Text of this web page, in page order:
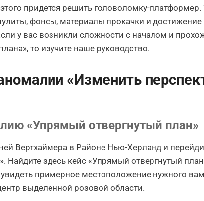
придется решить головоломку-
фонсы, материалы прокачки и достижение
у вас возникли сложности с началом и
то изучите наше руководство.
«Изменить
«Упрямый отвергнутый план»
Вертхаймера в Районе Нью-Херланд и
Найдите здесь кейс «Упрямый отвергнутый
примерное местоположение нужного
выделенной розовой области.